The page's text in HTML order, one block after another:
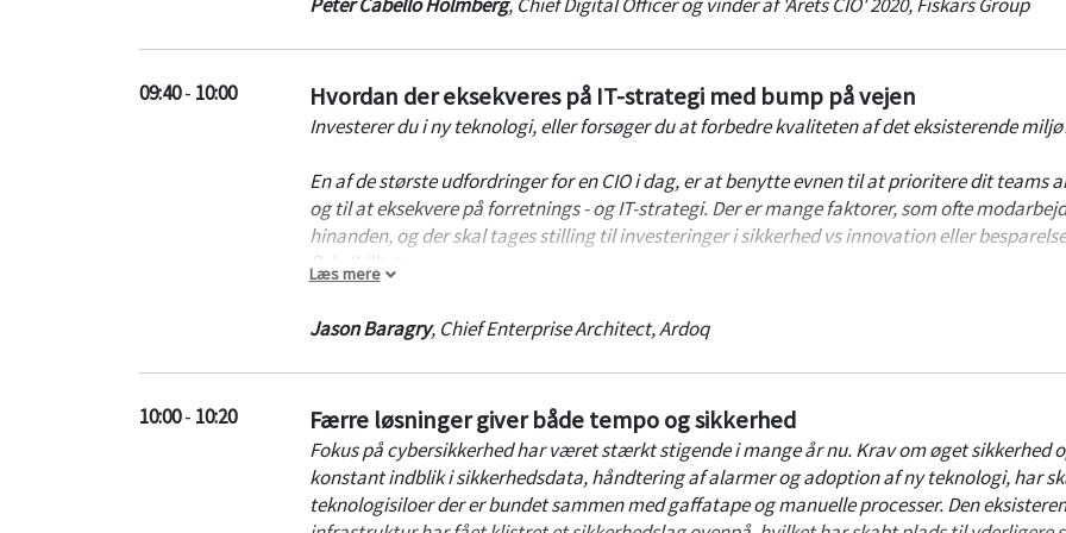
den digitale strategi, præger kompetenceudviklingen på tværs af gruppen, samt bygger
cases, der driver top linje, forbedrede marginer samt levere en helt anden kunde oplevelse.
Peter vil dele hans reflektioner omkring, hvordan dette er lykkedes i Fiskars Group, samt
kræver af en CDO/CIO.
09:40- 10:00 Hvordan der eksekveres på IT-strategi med bump på vejen
Investerer du i ny teknologi, eller forsøger du at forbedre kvaliteten af det eksisterende
En af de største udfordringer for en CIO i dag, er at benytte evnen til at prioritere dit teams
og til at eksekvere på forretnings - og IT-strategi. Der er mange faktorer, som ofte
hinanden, og der skal tages stilling til investeringer isikkerhedvsinnovationeller
fleksibilitet
Der er intet simpelt svar. Det forventes, at I kan agere, lære og reagere som et team, så
muligt, og dette skal gøres, mens I filtrerer den kritiske information fra massen af operationel
data, for slutteligt at træffe den rigtige beslutning.
Indlægget afholdes på engelsk.
Læs mere
Jason Baragry, Chief Enterprise Architect,Ardoq
10:00- 10:20 Færre løsninger giver både tempo og sikkerhed
Fokus på cybersikkerhed har været stærkt stigende i mange år nu. Krav om øget sikkerhed
konstant indblik i sikkerhedsdata, håndtering af alarmer og adoption af ny teknologi, har
teknologisiloer der er bundet sammen med gaffatape og manuelle processer. Den